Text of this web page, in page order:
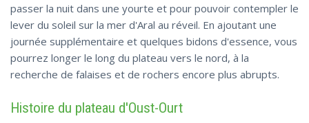
passer la nuit dans une yourte et pour pouvoir contempler le
lever du soleil sur la mer d'Aral au réveil. En ajoutant une
journée supplémentaire et quelques bidons d'essence, vous
pourrez longer le long du plateau vers le nord, à la
recherche de falaises et de rochers encore plus abrupts.
Histoire du plateau d'Oust-Ourt